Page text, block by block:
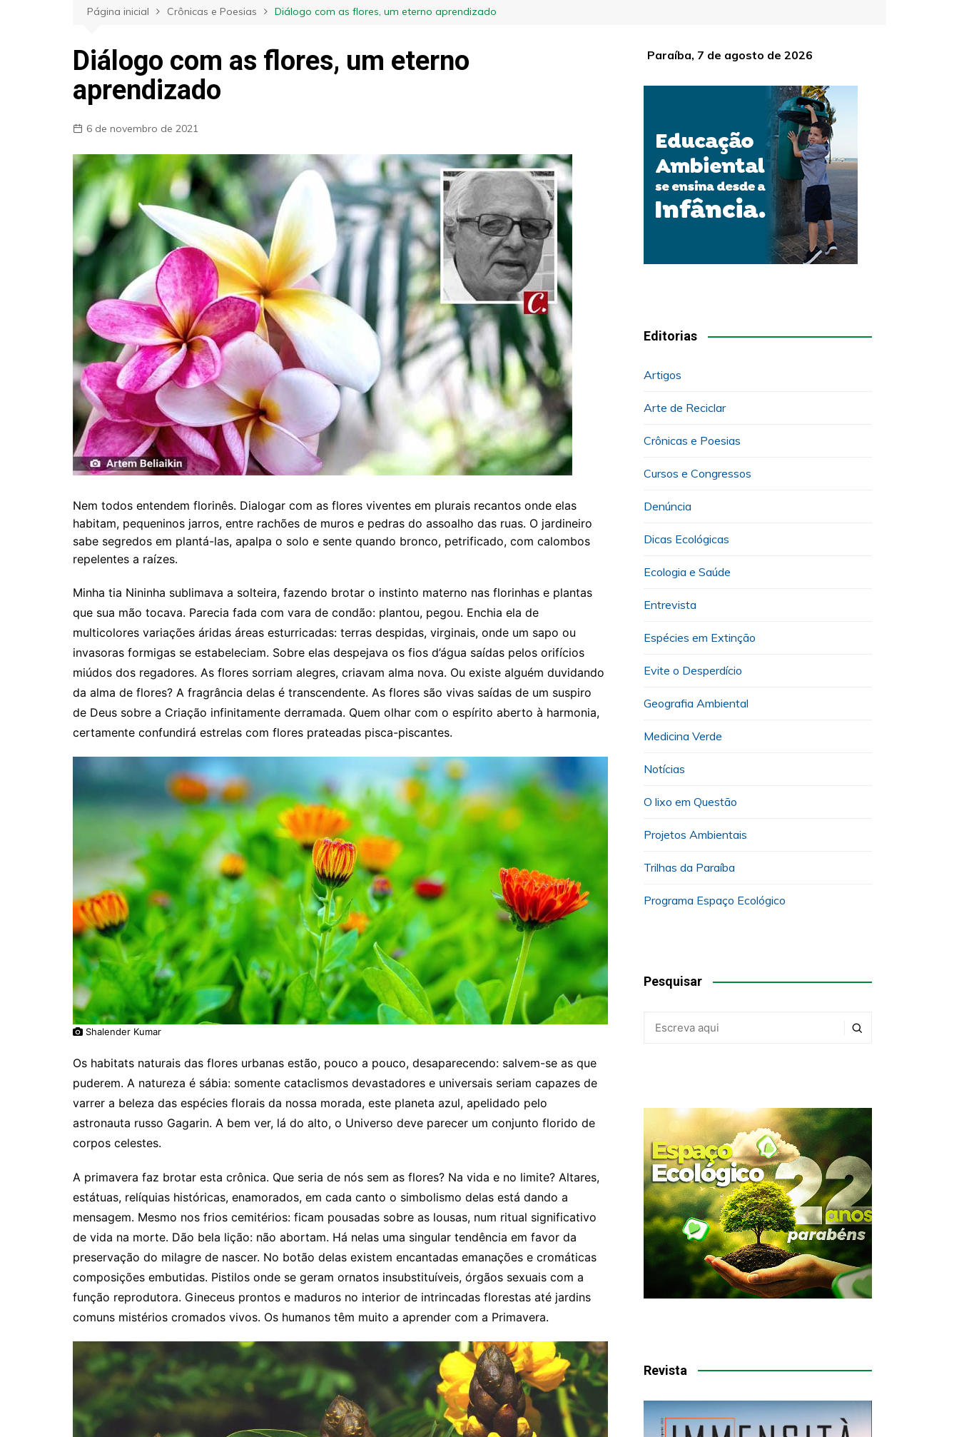
Página inicial Crônicas e Poesias Diálogo com as flores, um eterno aprendizado
Diálogo com as flores, um eterno
aprendizado
6 de novembro de 2021
Nem todos entendem florinês. Dialogar com as flores viventes em plurais recantos onde elas
habitam, pequeninos jarros, entre rachões de muros e pedras do assoalho das ruas. O jardineiro
sabe segredos em plantá-las, apalpa o solo e sente quando bronco, petrificado, com calombos
repelentes a raízes.
Minha tia Nininha sublimava a solteira, fazendo brotar o instinto materno nas florinhas e plantas
que sua mão tocava. Parecia fada com vara de condão: plantou, pegou. Enchia ela de
multicolores variações áridas áreas esturricadas: terras despidas, virginais, onde um sapo ou
invasoras formigas se estabeleciam. Sobre elas despejava os fios d’água saídas pelos orifícios
miúdos dos regadores. As flores sorriam alegres, criavam alma nova. Ou existe alguém duvidando
da alma de flores? A fragrância delas é transcendente. As flores são vivas saídas de um suspiro
de Deus sobre a Criação infinitamente derramada. Quem olhar com o espírito aberto à harmonia,
certamente confundirá estrelas com flores prateadas pisca-piscantes.
Shalender Kumar
Os habitats naturais das flores urbanas estão, pouco a pouco, desaparecendo: salvem-se as que
puderem. A natureza é sábia: somente cataclismos devastadores e universais seriam capazes de
varrer a beleza das espécies florais da nossa morada, este planeta azul, apelidado pelo
astronauta russo Gagarin. A bem ver, lá do alto, o Universo deve parecer um conjunto florido de
corpos celestes.
A primavera faz brotar esta crônica. Que seria de nós sem as flores? Na vida e no limite? Altares,
estátuas, relíquias históricas, enamorados, em cada canto o simbolismo delas está dando a
mensagem. Mesmo nos frios cemitérios: ficam pousadas sobre as lousas, num ritual significativo
de vida na morte. Dão bela lição: não abortam. Há nelas uma singular tendência em favor da
preservação do milagre de nascer. No botão delas existem encantadas emanações e cromáticas
composições embutidas. Pistilos onde se geram ornatos insubstituíveis, órgãos sexuais com a
função reprodutora. Gineceus prontos e maduros no interior de intrincadas florestas até jardins
comuns mistérios cromados vivos. Os humanos têm muito a aprender com a Primavera.
Paraíba, 7 de agosto de 2026
Editorias
Artigos
Arte de Reciclar
Crônicas e Poesias
Cursos e Congressos
Denúncia
Dicas Ecológicas
Ecologia e Saúde
Entrevista
Espécies em Extinção
Evite o Desperdício
Geografia Ambiental
Medicina Verde
Notícias
O lixo em Questão
Projetos Ambientais
Trilhas da Paraíba
Programa Espaço Ecológico
Pesquisar
Revista